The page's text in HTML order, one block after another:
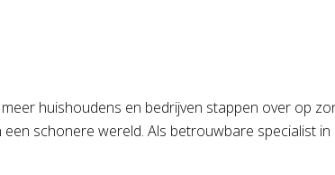
huishoudens en bedrijven stappen over op
schonere wereld. Als betrouwbare specialist